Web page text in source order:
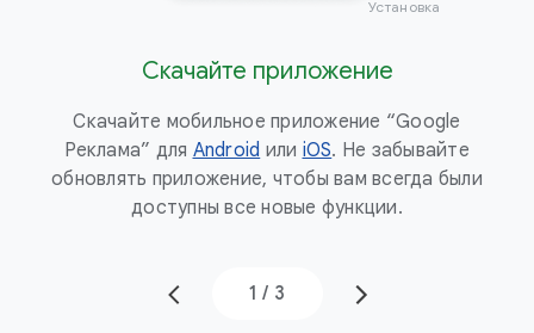
Установка
Скачайте приложение
Скачайте мобильное приложение “Google
Реклама” для Android или iOS. Не забывайте
обновлять приложение, чтобы вам всегда были
доступны все новые функции.
1 / 3